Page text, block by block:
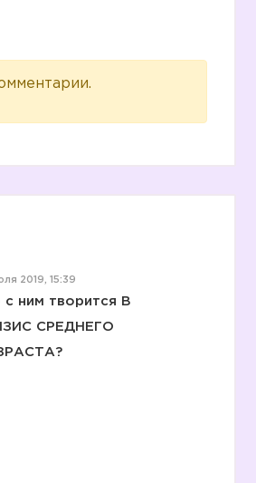
2019, 15:39
с ним творится В
СРЕДНЕГО